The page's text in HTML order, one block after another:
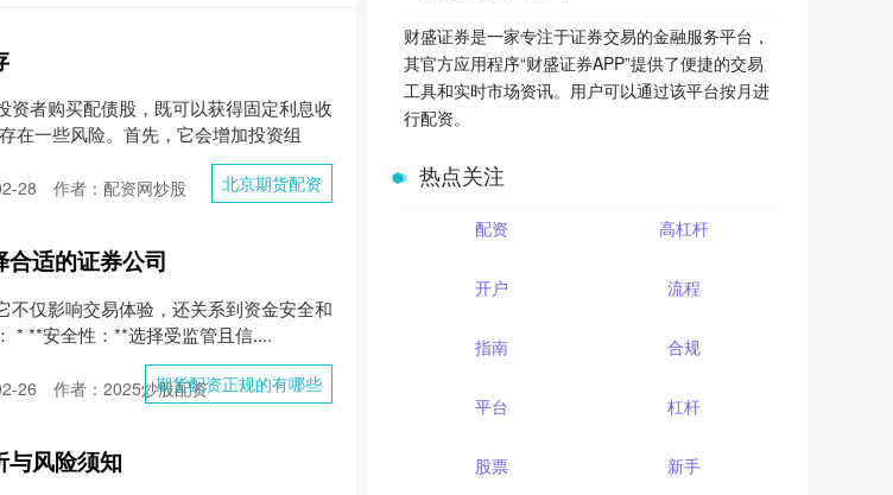
者购买配债股，既可以获得固定利息收
在一些风险。首先，它会增加投资组
北京期货配资
28 作者：配资网炒股
适的证券公司
仅影响交易体验，还关系到资金安全和
* **安全性：**选择受监管且信....
期货配资正规的有哪些
26 作者：2025炒股配资
与风险须知
财盛证券是一家专注于证券交易的金融服务平台，
其官方应用程序“财盛证券APP”提供了便捷的交易
工具和实时市场资讯。用户可以通过该平台按月进
行配资。
热点关注
配资 高杠杆
开户 流程
指南 合规
平台 杠杆
股票 新手